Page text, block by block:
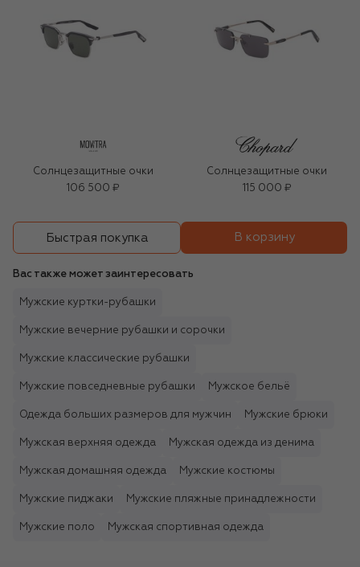
Солнцезащитные очки
106 500 ₽
Солнцезащитные очки
115 000 ₽
Быстрая покупка В корзину
Вас также может заинтересовать
Мужские куртки-рубашки
Мужские вечерние рубашки и сорочки
Мужские классические рубашки
Мужские повседневные рубашки Мужское бельё
Одежда больших размеров для мужчин Мужские брюки
Мужская верхняя одежда Мужская одежда из денима
Мужская домашняя одежда Мужские костюмы
Мужские пиджаки Мужские пляжные принадлежности
Мужские поло Мужская спортивная одежда